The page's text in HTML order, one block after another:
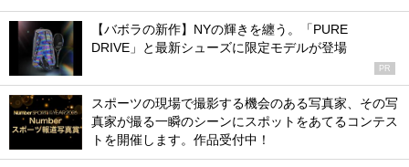
【バボラの新作】NYの輝きを纏う。「PURE
DRIVE」と最新シューズに限定モデルが登場
PR
スポーツの現場で撮影する機会のある写真家、その写
真家が撮る一瞬のシーンにスポットをあてるコンテス
トを開催します。作品受付中！